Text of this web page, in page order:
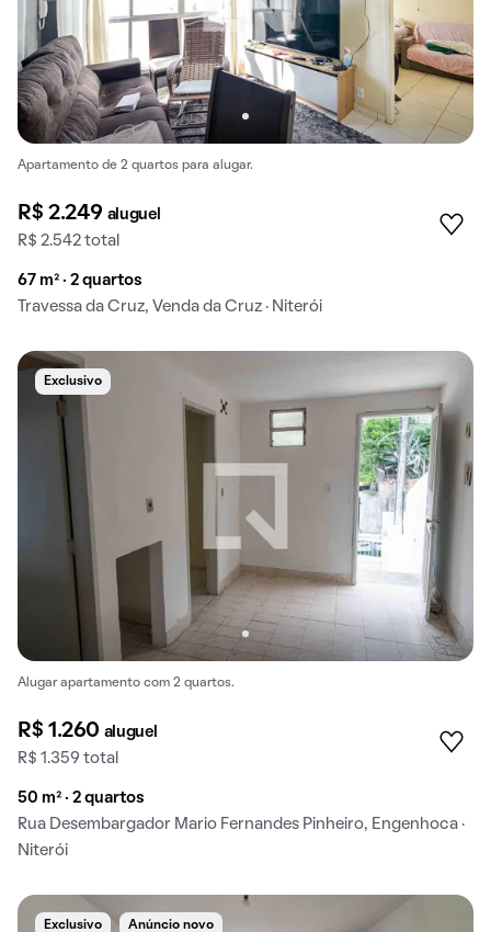
Apartamento de 2 quartos para alugar.
R$ 2.249 aluguel
R$ 2.542 total
67 m² · 2 quartos
Travessa da Cruz, Venda da Cruz · Niterói
Exclusivo
Alugar apartamento com 2 quartos.
R$ 1.260 aluguel
R$ 1.359 total
50 m² · 2 quartos
Rua Desembargador Mario Fernandes Pinheiro, Engenhoca ·
Niterói
Exclusivo Anúncio novo